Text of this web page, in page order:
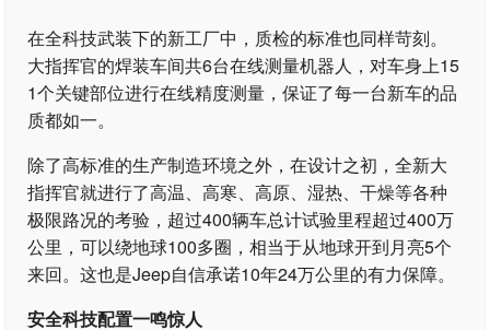
在全科技武装下的新工厂中，质检的标准也同样苛刻。
大指挥官的焊装车间共6台在线测量机器人，对车身上15
1个关键部位进行在线精度测量，保证了每一台新车的品
质都如一。
除了高标准的生产制造环境之外，在设计之初，全新大
指挥官就进行了高温、高寒、高原、湿热、干燥等各种
极限路况的考验，超过400辆车总计试验里程超过400万
公里，可以绕地球100多圈，相当于从地球开到月亮5个
来回。这也是Jeep自信承诺10年24万公里的有力保障。
安全科技配置一鸣惊人